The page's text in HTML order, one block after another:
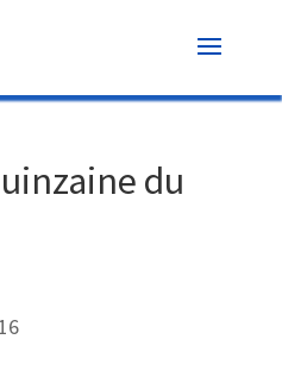
du